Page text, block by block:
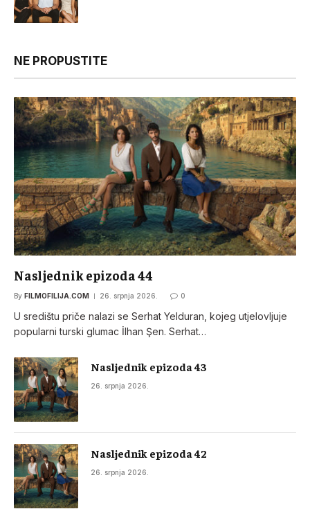
NE PROPUSTITE
Nasljednik epizoda 44
By FILMOFILIJA.COM 26. srpnja 2026. 0
U središtu priče nalazi se Serhat Yelduran, kojeg utjelovljuje
popularni turski glumac İlhan Şen. Serhat…
Nasljednik epizoda 43
26. srpnja 2026.
Nasljednik epizoda 42
26. srpnja 2026.